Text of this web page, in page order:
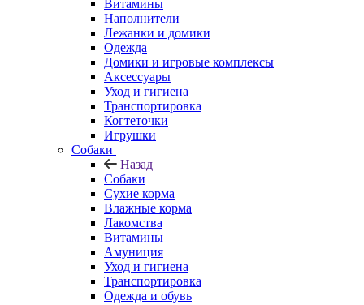
Витамины
Наполнители
Лежанки и домики
Одежда
Домики и игровые комплексы
Аксессуары
Уход и гигиена
Транспортировка
Когтеточки
Игрушки
Собаки
Назад
Собаки
Сухие корма
Влажные корма
Лакомства
Витамины
Амуниция
Уход и гигиена
Транспортировка
Одежда и обувь